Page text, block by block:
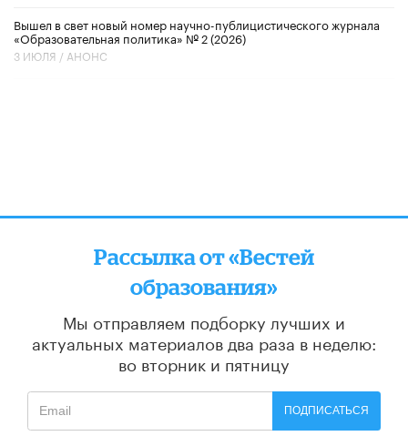
Вышел в свет новый номер научно-публицистического журнала
«Образовательная политика» № 2 (2026)
3 ИЮЛЯ / АНОНС
Рассылка от «Вестей
образования»
Мы отправляем подборку лучших и
актуальных материалов два раза в неделю:
во вторник и пятницу
ПОДПИСАТЬСЯ